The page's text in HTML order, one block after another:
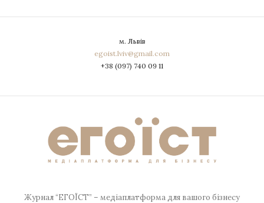
м. Львів
egoist.lviv@gmail.com
+38 (097) 740 09 11
Журнал “ЕГОЇСТ” – медіаплатформа для вашого бізнесу